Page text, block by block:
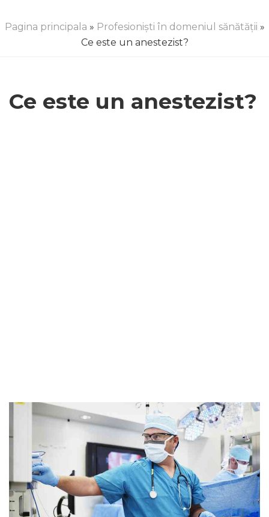
Pagina principala » Profesioniști în domeniul sănătății »
Ce este un anestezist?
Ce este un anestezist?